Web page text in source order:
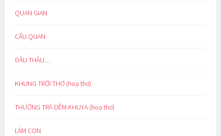
QUAN GIAN
CẨU QUAN
ĐẤU THẦU…
KHUNG TRỜI THƠ (hoạ thơ)
THƯỞNG TRÀ ĐÊM KHUYA (hoạ thơ)
LÀM CON